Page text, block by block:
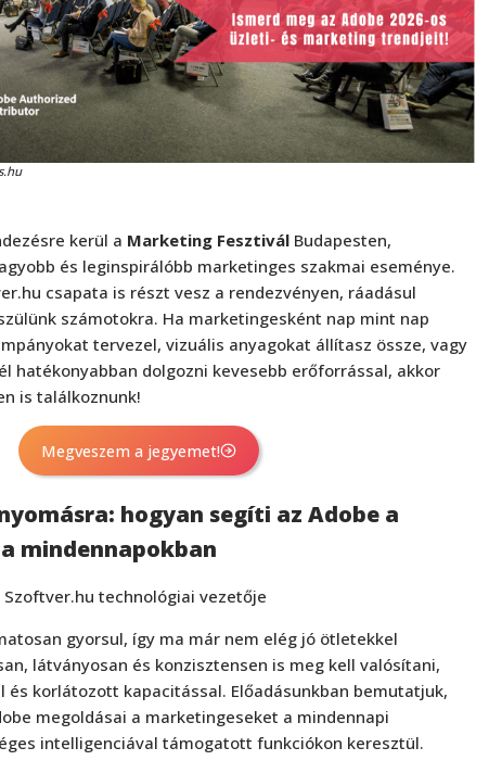
kerül a Marketing Fesztivál Budapesten,
és leginspirálóbb marketinges szakmai eseménye.
csapata is részt vesz a rendezvényen, ráadásul
számotokra. Ha marketingesként nap mint nap
tervezel, vizuális anyagokat állítasz össze, vagy
hatékonyabban dolgozni kevesebb erőforrással, akkor
is találkoznunk!
Megveszem a jegyemet!
hogyan segíti az Adobe a
mindennapokban
Szoftver.hu technológiai vezetője
gyorsul, így ma már nem elég jó ötletekkel
látványosan és konzisztensen is meg kell valósítani,
és korlátozott kapacitással. Előadásunkban bemutatjuk,
megoldásai a marketingeseket a mindennapi
intelligenciával támogatott funkciókon keresztül.